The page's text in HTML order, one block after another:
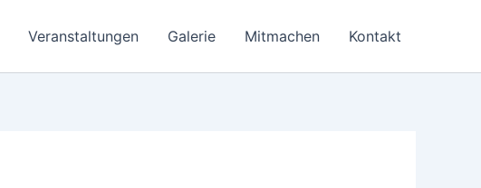
Veranstaltungen Galerie Mitmachen Kontakt